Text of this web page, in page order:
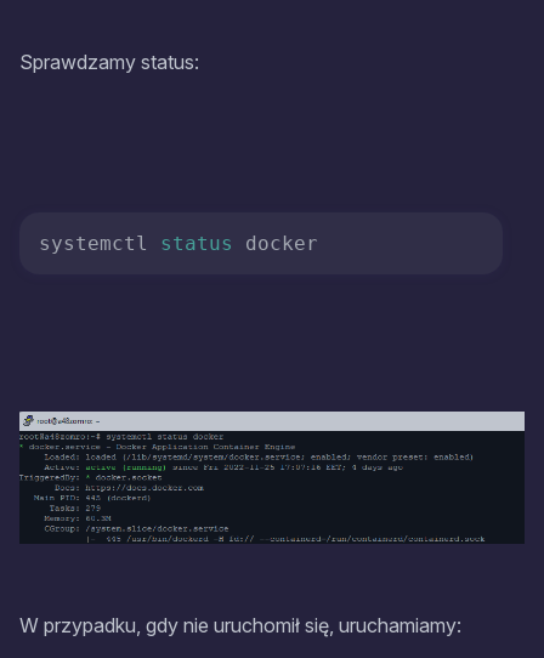
Sprawdzamy status:
systemctl status docker
W przypadku, gdy nie uruchomił się, uruchamiamy: